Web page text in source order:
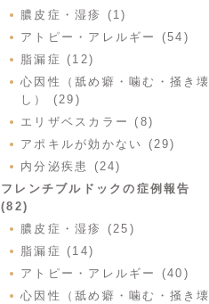
膿皮症・湿疹 (1)
アトピー・アレルギー (54)
脂漏症 (12)
心因性（舐め癖・噛む・掻き壊
し） (29)
エリザベスカラー (8)
アポキルが効かない (29)
内分泌疾患 (24)
フレンチブルドックの症例報告
(82)
膿皮症・湿疹 (25)
脂漏症 (14)
アトピー・アレルギー (40)
心因性（舐め癖・噛む・掻き壊